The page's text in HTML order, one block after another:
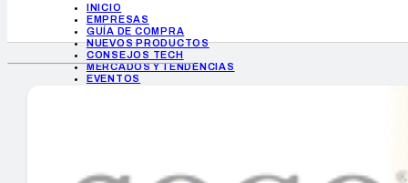
INICIO
EMPRESAS
GUÍA DE COMPRA
NUEVOS PRODUCTOS
CONSEJOS TECH
MERCADOS Y TENDENCIAS
EVENTOS